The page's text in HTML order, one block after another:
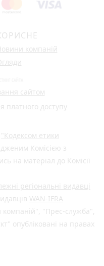
компаній
сайтом
платного доступу
"Кодексом етики
Комісією з
на матеріал до Комісії
регіональні видавці
WAN-IFRA
"Прес-служба",
опубліковані на правах